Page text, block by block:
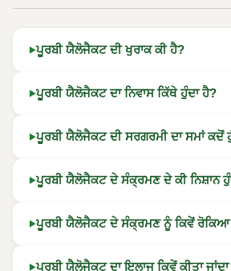
ਪੂਰਬੀ ਯੈਲੋਜੈਕਟ ਦੀ ਖੁਰਾਕ ਕੀ ਹੈ?
ਪੂਰਬੀ ਯੈਲੋਜੈਕਟ ਦਾ ਨਿਵਾਸ ਕਿੱਥੇ ਹੁੰਦਾ ਹੈ?
ਪੂਰਬੀ ਯੈਲੋਜੈਕਟ ਦੀ ਸਰਗਰਮੀ ਦਾ ਸਮਾਂ ਕਦੋਂ
ਪੂਰਬੀ ਯੈਲੋਜੈਕਟ ਦੇ ਸੰਕ੍ਰਮਣ ਦੇ ਕੀ ਨਿਸ਼ਾਨ
ਪੂਰਬੀ ਯੈਲੋਜੈਕਟ ਦੇ ਸੰਕ੍ਰਮਣ ਨੂੰ ਕਿਵੇਂ ਰੋਕਿਆ
ਪੂਰਬੀ ਯੈਲੋਜੈਕਟ ਦਾ ਇਲਾਜ ਕਿਵੇਂ ਕੀਤਾ